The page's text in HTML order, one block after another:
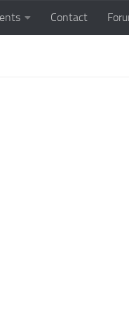
Contact